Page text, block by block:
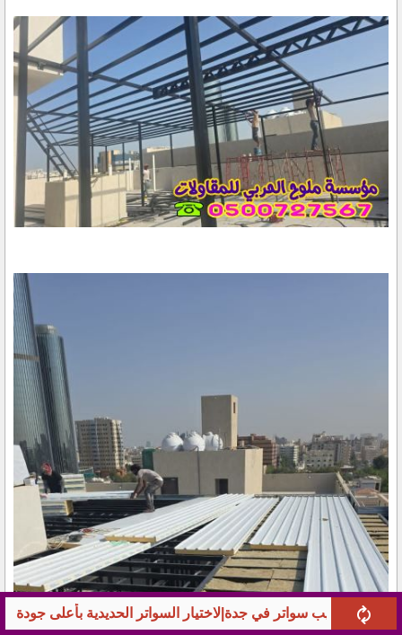
الحديدية بأعلى جودة شركة بناء ملاحق وتنسيق